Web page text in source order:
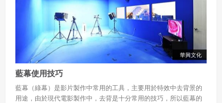
華興文化
藍幕使用技巧
藍幕（綠幕）是影片製作中常用的工具，主要用於特效中去背景的
用途，由於現代電影製作中，去背是十分常用的技巧，所以藍幕的